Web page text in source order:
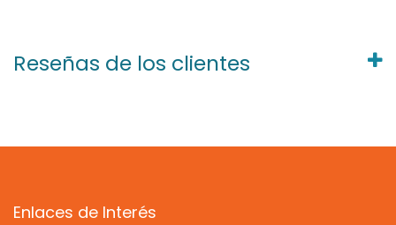
Reseñas de los clientes
Enlaces de Interés